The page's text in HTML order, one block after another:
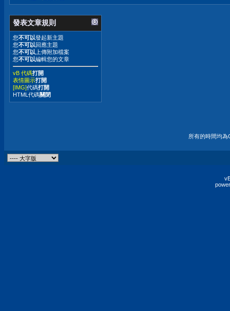
發表文章規則
您不可以發起新主題
您不可以回應主題
您不可以 上傳附加檔案
您不可以編輯您的文章
vB 代碼打開
表情圖示打開
[IMG]代碼打開
HTML代碼關閉
所有的時間均為